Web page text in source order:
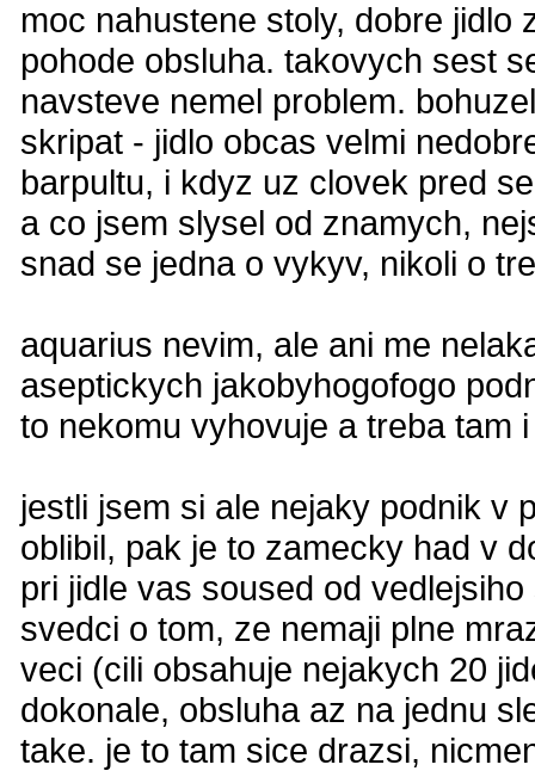
moc nahustene stoly, dobre
pohode obsluha. takovych sest
navsteve nemel problem.
skripat - jidlo obcas velmi
barpultu, i kdyz uz clovek pred
a co jsem slysel od znamych,
snad se jedna o vykyv, nikoli o
aquarius nevim, ale ani me
aseptickych jakobyhogofogo
to nekomu vyhovuje a treba tam
jestli jsem si ale nejaky podnik v
oblibil, pak je to zamecky had v
pri jidle vas soused od
svedci o tom, ze nemaji plne
veci (cili obsahuje nejakych 20
dokonale, obsluha az na jednu
take. je to tam sice drazsi,